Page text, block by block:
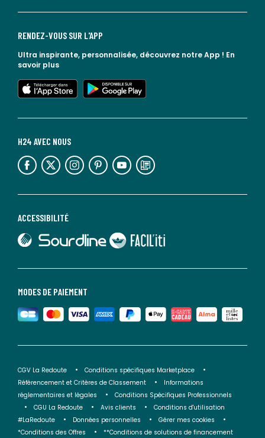
MODES DE PAIEMENT
ACCESSIBILITÉ
lien vers Sourdline
lien vers Faciliti
H24 AVEC NOUS
lien vers l'espace réseaux sociaux lien vers l'espace réseaux sociaux lien vers l'espace réseaux sociaux lien vers l'espace réseaux sociaux lien vers l'espace réseaux sociaux lien vers le blog la redoute
RENDEZ-VOUS SUR L'APP
Ultra inspirante, personnalisée, découvrez notre App ! En
savoir plus
lien vers l'app store
lien vers google play
CGV La Redoute
Conditions spécifiques Marketplace
Référencement et Critères de Classement
Informations
réglementaires et légales
Conditions Spécifiques Professionnels
CGU La Redoute
Avis clients
Conditions d'utilisation
#LaRedoute
Données personnelles
Gérer mes cookies
*Conditions des Offres
**Conditions de solutions de financement